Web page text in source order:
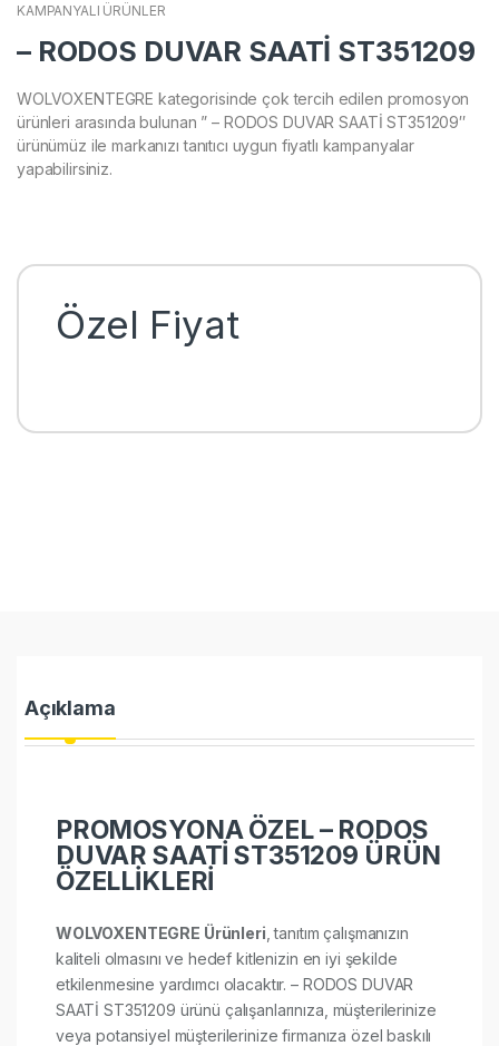
KAMPANYALI ÜRÜNLER
– RODOS DUVAR SAATİ ST351209
WOLVOXENTEGRE kategorisinde çok tercih edilen promosyon
ürünleri arasında bulunan ” – RODOS DUVAR SAATİ ST351209″
ürünümüz ile markanızı tanıtıcı uygun fiyatlı kampanyalar
yapabilirsiniz.
Özel Fiyat
Açıklama
PROMOSYONA ÖZEL – RODOS
DUVAR SAATİ ST351209 ÜRÜN
ÖZELLİKLERİ
WOLVOXENTEGRE Ürünleri , tanıtım çalışmanızın
kaliteli olmasını ve hedef kitlenizin en iyi şekilde
etkilenmesine yardımcı olacaktır. – RODOS DUVAR
SAATİ ST351209 ürünü çalışanlarınıza, müşterilerinize
veya potansiyel müşterilerinize firmanıza özel baskılı